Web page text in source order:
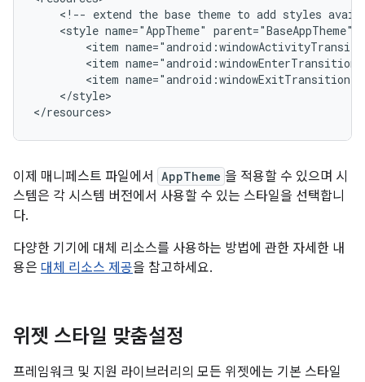
<!-- extend the base theme to add styles
<style name="AppTheme"
<item
<item
<item
</style>
</resources>
이제 매니페스트 파일에서 AppTheme 을 적용할 수 있으며 시
스템은 각 시스템 버전에서 사용할 수 있는 스타일을 선택합니
다.
다양한 기기에 대체 리소스를 사용하는 방법에 관한 자세한 내
용은 대체 리소스 제공을 참고하세요.
위젯 스타일 맞춤설정
프레임워크 및 지원 라이브러리의 모든 위젯에는 기본 스타일